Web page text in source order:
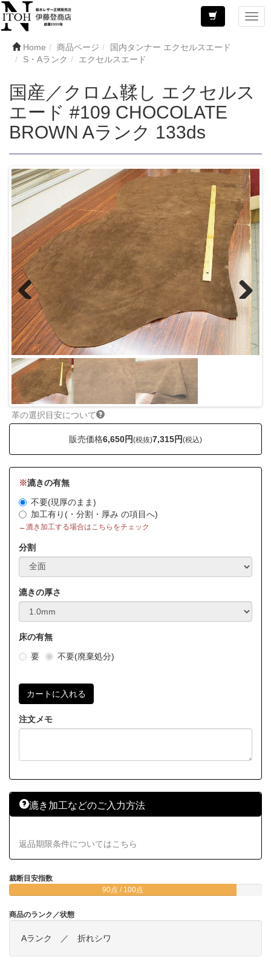
Home 商品ページ
国内タンナー エクセルスエード
S・Aランク
エクセルスエード
国産／クロム鞣し エクセルス
エード #109 CHOCOLATE
BROWN Aランク 133ds
革の選択目安について
Previous Next
裁断目安指数
90点 / 100点
商品のランク／状態
Aランク ／ 折れシワ
販売価格6,650円(税抜)7,315円(税込)
※漉きの有無
不要(現厚のまま)
加工有り(・分割・厚み の項目へ)
←漉き加工する場合はこちらをチェック
分割
漉きの厚さ
床の有無
要
不要(廃棄処分)
注文メモ
漉き加工などのご入力方法
返品期限条件についてはこちら